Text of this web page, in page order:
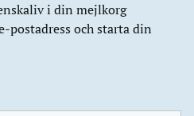
i din mejlkorg
postadress och starta din